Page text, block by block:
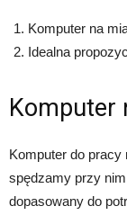
Komputer na
Idealna
Komputer
Komputer do
spędzamy przy
dopasowany do